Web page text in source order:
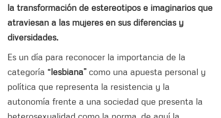
la transformación de estereotipos e imaginarios que
atraviesan a las mujeres en sus diferencias y
diversidades.
Es un día para reconocer la importancia de la
categoría “lesbiana” como una apuesta personal y
política que representa la resistencia y la
autonomía frente a una sociedad que presenta la